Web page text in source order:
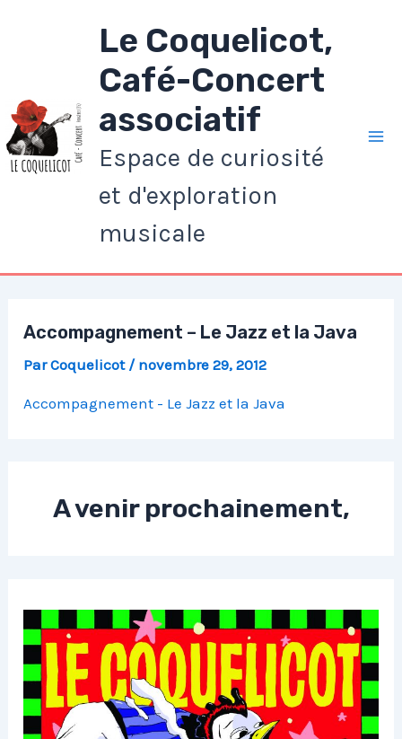
Le Coquelicot,
Café-Concert
associatif
Espace de curiosité
et d'exploration
musicale
Accompagnement – Le Jazz et la Java
ParCoquelicot / novembre 29, 2012
Accompagnement - Le Jazz et la Java
A venir prochainement,